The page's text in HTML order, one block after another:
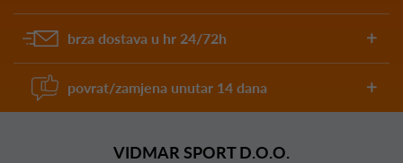
brza dostava u hr 24/72h
povrat/zamjena unutar 14 dana
VIDMAR SPORT D.O.O.